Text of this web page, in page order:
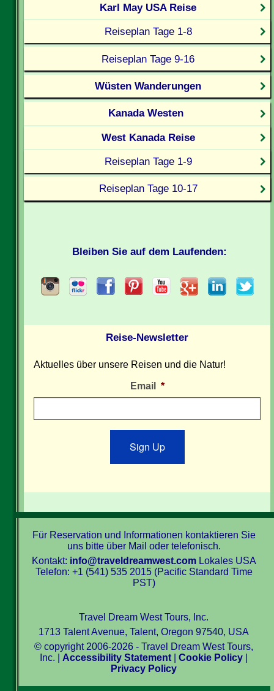
Karl May USA Reise
Reiseplan Tage 1-8
Reiseplan Tage 9-16
Wüsten Wanderungen
Kanada Westen
West Kanada Reise
Reiseplan Tage 1-9
Reiseplan Tage 10-17
Bleiben Sie auf dem Laufenden:
Reise-Newsletter
Aktuelles über unsere Reisen und die Natur!
Email *
Sign Up
Für Reservation und Informationen kontaktieren Sie
uns bitte über Mail oder telefonisch.
Kontakt: info@traveldreamwest.comLokales USA
Telefon: +1 (541) 535 2015 (Pacific Standard Time
PST)
Travel Dream West Tours, Inc.
1713 Talent Avenue, Talent, Oregon 97540, USA
© copyright 2006-2026 - Travel Dream West Tours,
Inc. | Accessibility Statement |Cookie Policy
Privacy Policy